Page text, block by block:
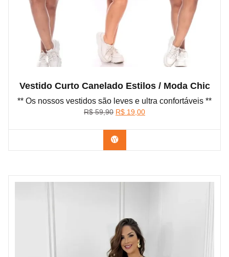
Vestido Curto Canelado Estilos / Moda Chic
** Os nossos vestidos são leves e ultra confortáveis **
R$59,90 O
original
era:
R$ 59,90.
R$ 19,00O
Confira na Shopee